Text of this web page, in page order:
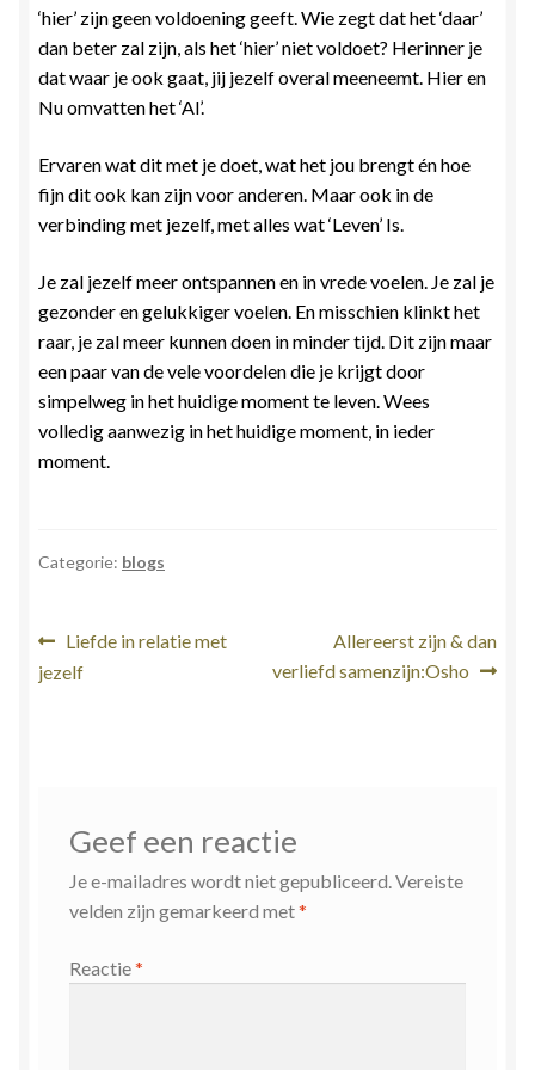
‘hier’ zijn geen voldoening geeft. Wie zegt dat het ‘daar’
dan beter zal zijn, als het ‘hier’ niet voldoet? Herinner je
dat waar je ook gaat, jij jezelf overal meeneemt. Hier en
Nu omvatten het ‘Al’.
Ervaren wat dit met je doet, wat het jou brengt én hoe
fijn dit ook kan zijn voor anderen. Maar ook in de
verbinding met jezelf, met alles wat ‘Leven’ Is.
Je zal jezelf meer ontspannen en in vrede voelen. Je zal je
gezonder en gelukkiger voelen. En misschien klinkt het
raar, je zal meer kunnen doen in minder tijd. Dit zijn maar
een paar van de vele voordelen die je krijgt door
simpelweg in het huidige moment te leven. Wees
volledig aanwezig in het huidige moment, in ieder
moment.
Categorie: blogs
Bericht
navigatie
Vorig
bericht:
Liefde in relatie met
jezelf
Volgend
bericht:
Allereerst zijn & dan
verliefd samenzijn:Osho
Geef een reactie
Je e-mailadres wordt niet gepubliceerd.Vereiste
velden zijn gemarkeerd met*
Reactie*